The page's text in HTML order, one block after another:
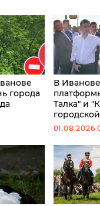
города
В
Талка" и
01.08.2026